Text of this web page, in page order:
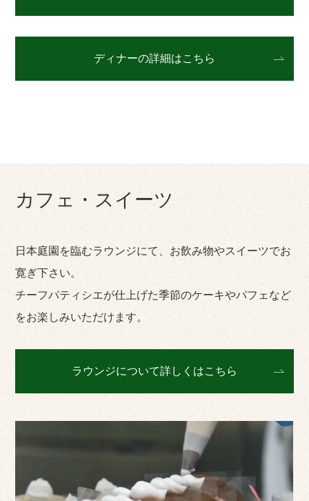
ディナーの詳細はこちら
カフェ・スイーツ
日本庭園を臨むラウンジにて、お飲み物やスイーツでお
寛ぎ下さい。
チーフパティシエが仕上げた季節のケーキやパフェなど
をお楽しみいただけます。
ラウンジについて詳しくはこちら